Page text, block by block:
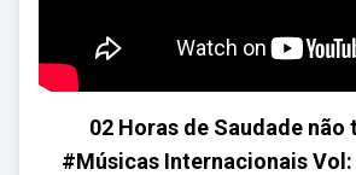
02 Horas de Saudade não
#Músicas Internacionais